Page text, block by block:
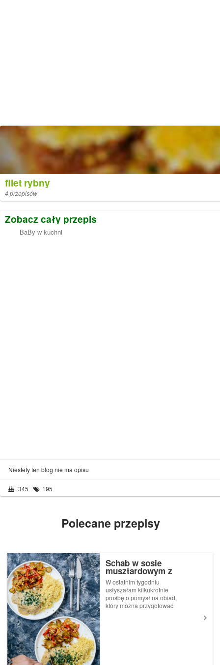
filet rybny
4 przepisów
Zobacz cały przepis
BaBy w kuchni
Niestety ten blog nie ma opisu
345 195
Polecane przepisy
Schab w sosie
musztardowym z
bulgurem i sałatką z
kiszonych ogórków
W ostatnim tygodniu
usłyszałam kilkukrotnie
prośbę o pomysł na obiad,
który można przygotować